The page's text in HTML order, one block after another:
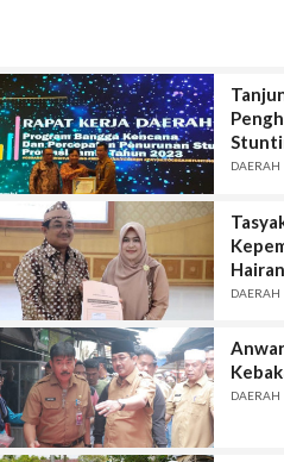
DAERAH
Hairan
DAERAH
DAERAH